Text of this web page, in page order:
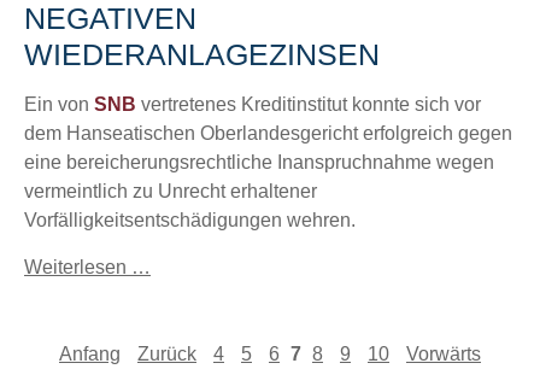
NEGATIVEN
WIEDERANLAGEZINSEN
Ein von SNB vertretenes Kreditinstitut konnte sich vor
dem Hanseatischen Oberlandesgericht erfolgreich gegen
eine bereicherungsrechtliche Inanspruchnahme wegen
vermeintlich zu Unrecht erhaltener
Vorfälligkeitsentschädigungen wehren.
Weiterlesen …
Anfang Zurück 4 5 6 7 8 9 10
Vorwärts